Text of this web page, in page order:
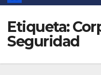
Etiqueta:
Seguridad